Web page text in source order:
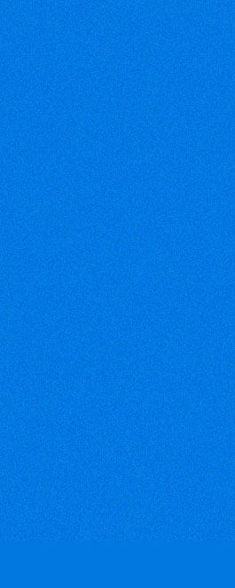
Điện thoại: 08-35074808 08-
Email:
vinhloithong@gmail.com
Email:
chihung1868@gmail.com
(VEN) - VTG
2012 – Triển
lãm quốc tế
nghiệp dệt
may Việt Nam – sự kiện lớn
nhất của ngành công nghiệp
dệt may quốc tế tại Việt
Nam, sẽ được tổ chức từ
ngày 21 - 24/11/2012 tại
Trung tâm Hội chợ và Triển
lãm Sài Gòn (SECC).
Thương cho
biết tình hình
xuất khẩu dệt
may của quý I/2012 khó khăn
hơn so với cùng kỳ năm
khẩu đang bị giảm ở 3 thị
trường chính là Mỹ, Nhật và
châu Âu. Tuy nhiên hàng dệt
may vẫn có kim ngạch xuất
khẩu lớn nhất trong số các
nhóm hàng khác.